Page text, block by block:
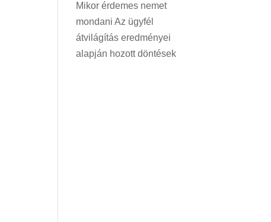
Mikor érdemes nemet
mondani Az ügyfél
átvilágítás eredményei
alapján hozott döntések